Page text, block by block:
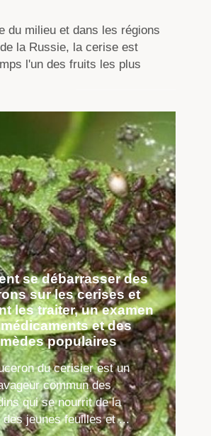
du milieu et dans les régions
la Russie, la cerise est
l'un des fruits les plus
se débarrasser des
sur les cerises et
les traiter, un examen
et des
populaires
du cerisier est un
commun des
qui se nourrit de la
des jeunes feuilles et ...